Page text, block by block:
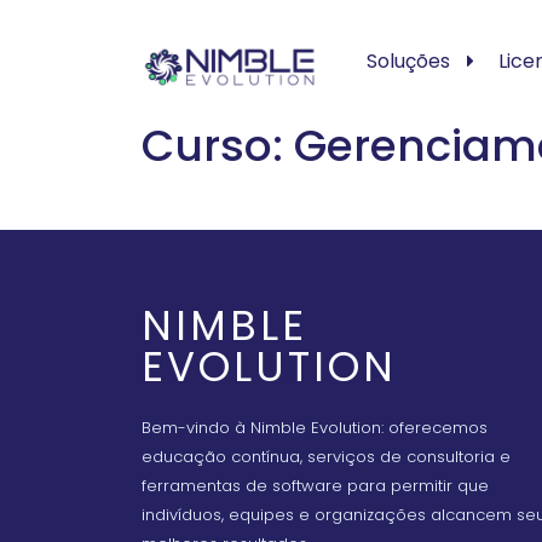
Soluções
Curso:
NIMBLE
EVOLUTION
Bem-vindo à Nimble Evolution: oferecemos
educação contínua, serviços de consultoria e
ferramentas de software para permitir que
indivíduos, equipes e organizações alcancem